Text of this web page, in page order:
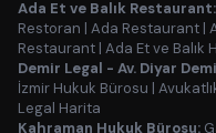
Ada Et ve Balık Restaurant:
Restoran | Ada Restaurant |
Restaurant | Ada Et ve Balık
Demir Legal - Av. Diyar
İzmir Hukuk Bürosu |
Legal Harita
Kahraman Hukuk Bürosu: